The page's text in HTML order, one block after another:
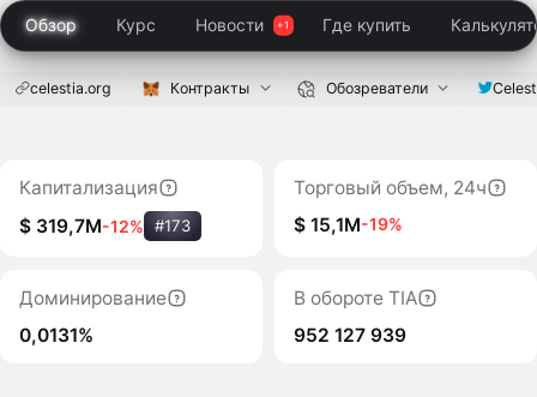
Обзор Курс Новости Где купить
celestia.org Контракты Обозреватели
Капитализация
$ 319,7M-12% #173
Торговый объем, 24ч
$ 15,1M-19%
Доминирование
0,0131%
В обороте TIA
952 127 939